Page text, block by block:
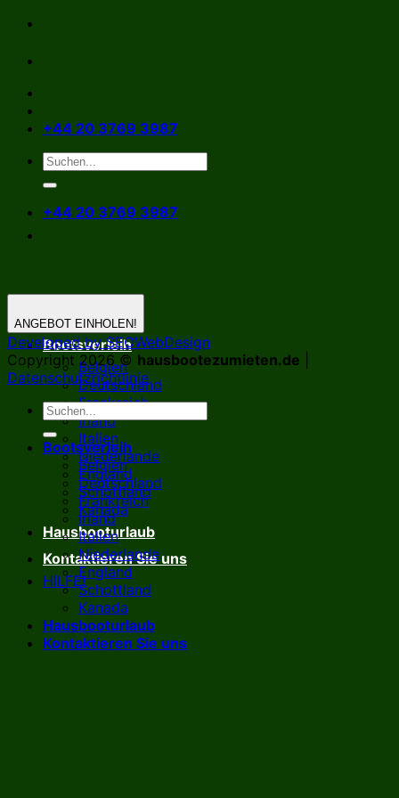
Zum
springen
+44 20 3769 3987
+44 20 3769 3987
Bootsverleih
Belgien
Deutschland
Frankreich
Irland
Italien
Niederlande
England
Schottland
Kanada
Hausbooturlaub
Kontaktieren Sie uns
HILFE!
ANGEBOT EINHOLEN!
Developed by SEOWebDesign
Copyright 2026 © hausbootezumieten.de
Datenschutzrichtlinie
Bootsverleih
Belgien
Deutschland
Frankreich
Irland
Italien
Niederlande
England
Schottland
Kanada
Hausbooturlaub
Kontaktieren Sie uns